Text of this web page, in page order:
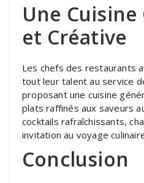
Une
et Créative
Les chefs des restaurants
tout leur talent au service
proposant une cuisine
plats raffinés aux saveurs
cocktails rafraîchissants,
invitation au voyage
Conclusion